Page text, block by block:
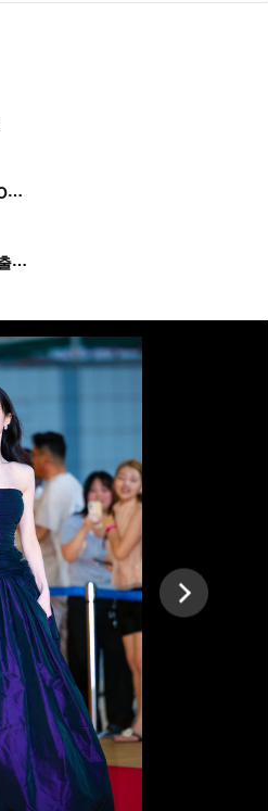
“
연습생 아닙니다” 싸이 '흠뻑쇼' 즉석 캐스팅 여중생, 루머 뿔났다[Oh!쎈 이...
'
흑백' 김도윤♥배우 김서연, 4년만 공개열애 시작..드디어 SNS에 노출 [핫피...